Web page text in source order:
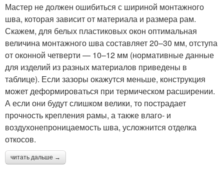
Мастер не должен ошибиться с шириной монтажного
шва, которая зависит от материала и размера рам.
Скажем, для белых пластиковых окон оптимальная
величина монтажного шва составляет 20–30 мм, отступа
от оконной четверти — 10–12 мм (нормативные данные
для изделий из разных материалов приведены в
таблице). Если зазоры окажутся меньше, конструкция
может деформироваться при термическом расширении.
А если они будут слишком велики, то пострадает
прочность крепления рамы, а также влаго- и
воздухонепроницаемость шва, усложнится отделка
откосов.
читать дальше →